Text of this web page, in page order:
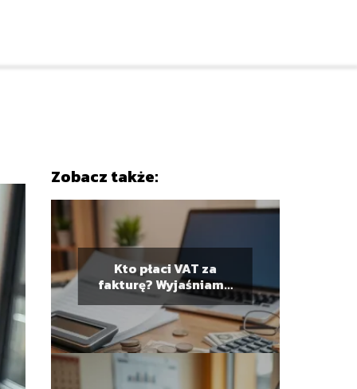
Zobacz także:
Kto płaci VAT za
fakturę? Wyjaśniamy
obowiązki podatkowe